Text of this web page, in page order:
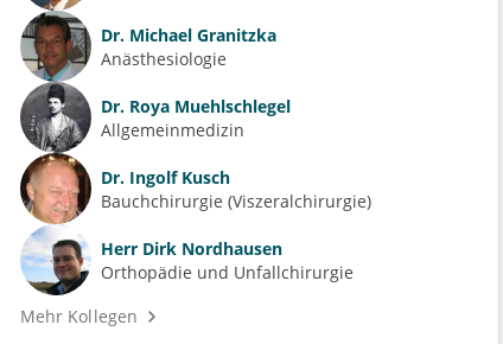
Dr. Michael Granitzka
Anästhesiologie
Dr. Roya Muehlschlegel
Allgemeinmedizin
Dr. Ingolf Kusch
Bauchchirurgie (Viszeralchirurgie)
Herr Dirk Nordhausen
Orthopädie und Unfallchirurgie
Mehr Kollegen